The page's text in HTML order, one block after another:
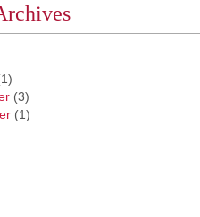
(3)
(1)